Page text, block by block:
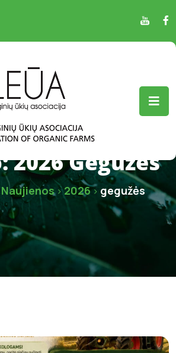
2026 Gegužės
Naujienos>2026> gegužės